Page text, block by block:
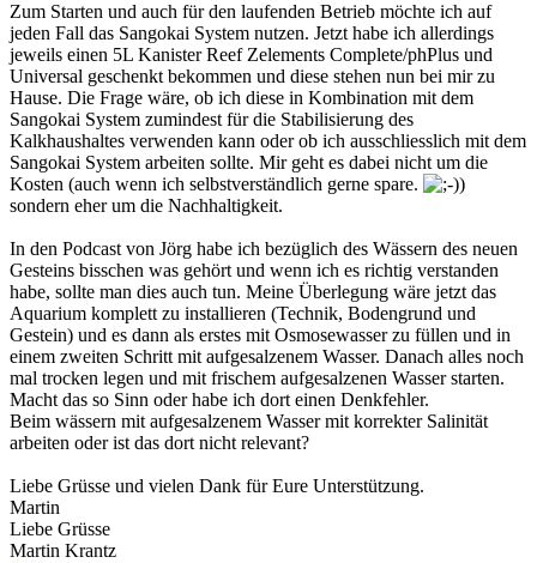
Zum Starten und auch für den laufenden Betrieb möchte ich auf
jeden Fall das Sangokai System nutzen. Jetzt habe ich allerdings
jeweils einen 5L Kanister Reef Zelements Complete/phPlus und
Universal geschenkt bekommen und diese stehen nun bei mir zu
Hause. Die Frage wäre, ob ich diese in Kombination mit dem
Sangokai System zumindest für die Stabilisierung des
Kalkhaushaltes verwenden kann oder ob ich ausschliesslich mit dem
Sangokai System arbeiten sollte. Mir geht es dabei nicht um die
Kosten (auch wenn ich selbstverständlich gerne spare.
)
sondern eher um die Nachhaltigkeit.
In den Podcast von Jörg habe ich bezüglich des Wässern des neuen
Gesteins bisschen was gehört und wenn ich es richtig verstanden
habe, sollte man dies auch tun. Meine Überlegung wäre jetzt das
Aquarium komplett zu installieren (Technik, Bodengrund und
Gestein) und es dann als erstes mit Osmosewasser zu füllen und in
einem zweiten Schritt mit aufgesalzenem Wasser. Danach alles noch
mal trocken legen und mit frischem aufgesalzenen Wasser starten.
Macht das so Sinn oder habe ich dort einen Denkfehler.
Beim wässern mit aufgesalzenem Wasser mit korrekter Salinität
arbeiten oder ist das dort nicht relevant?
Liebe Grüsse und vielen Dank für Eure Unterstützung.
Martin
Liebe Grüsse
Martin Krantz